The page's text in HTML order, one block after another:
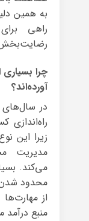
به همین
راهی
چرا
آورده‌اند؟
در سال‌های
زیرا این
مدیریت
می‌کند.
محدود
از
منبع درآمد